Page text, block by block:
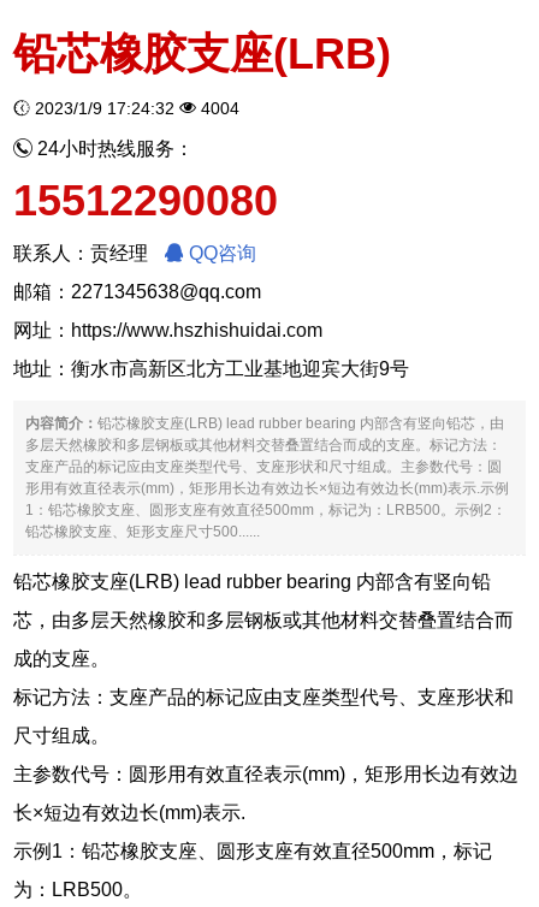
铅芯橡胶支座(LRB)
2023/1/9 17:24:32 4004
24小时热线服务：
15512290080
联系人：贡经理
QQ咨询
邮箱：2271345638@qq.com
网址： https://www.hszhishuidai.com
地址：衡水市高新区北方工业基地迎宾大街9号
内容简介：铅芯橡胶支座(LRB) lead rubber bearing 内部含有竖向铅芯，由
多层天然橡胶和多层钢板或其他材料交替叠置结合而成的支座。标记方法：
支座产品的标记应由支座类型代号、支座形状和尺寸组成。主参数代号：圆
形用有效直径表示(mm)，矩形用长边有效边长×短边有效边长(mm)表示.示例
1：铅芯橡胶支座、圆形支座有效直径500mm，标记为：LRB500。示例2：
铅芯橡胶支座、矩形支座尺寸500......
铅芯橡胶支座(LRB) lead rubber bearing 内部含有竖向铅
芯，由多层天然橡胶和多层钢板或其他材料交替叠置结合而
成的支座。
标记方法：支座产品的标记应由支座类型代号、支座形状和
尺寸组成。
主参数代号：圆形用有效直径表示(mm)，矩形用长边有效边
长×短边有效边长(mm)表示.
示例1：铅芯橡胶支座、圆形支座有效直径500mm，标记
为：LRB500。